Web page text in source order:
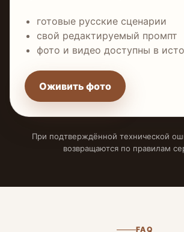
готовые русские сценарии
свой редактируемый промпт
фото и видео доступны в
Оживить фото
При подтверждённой технической
возвращаются по правилам
FAQ